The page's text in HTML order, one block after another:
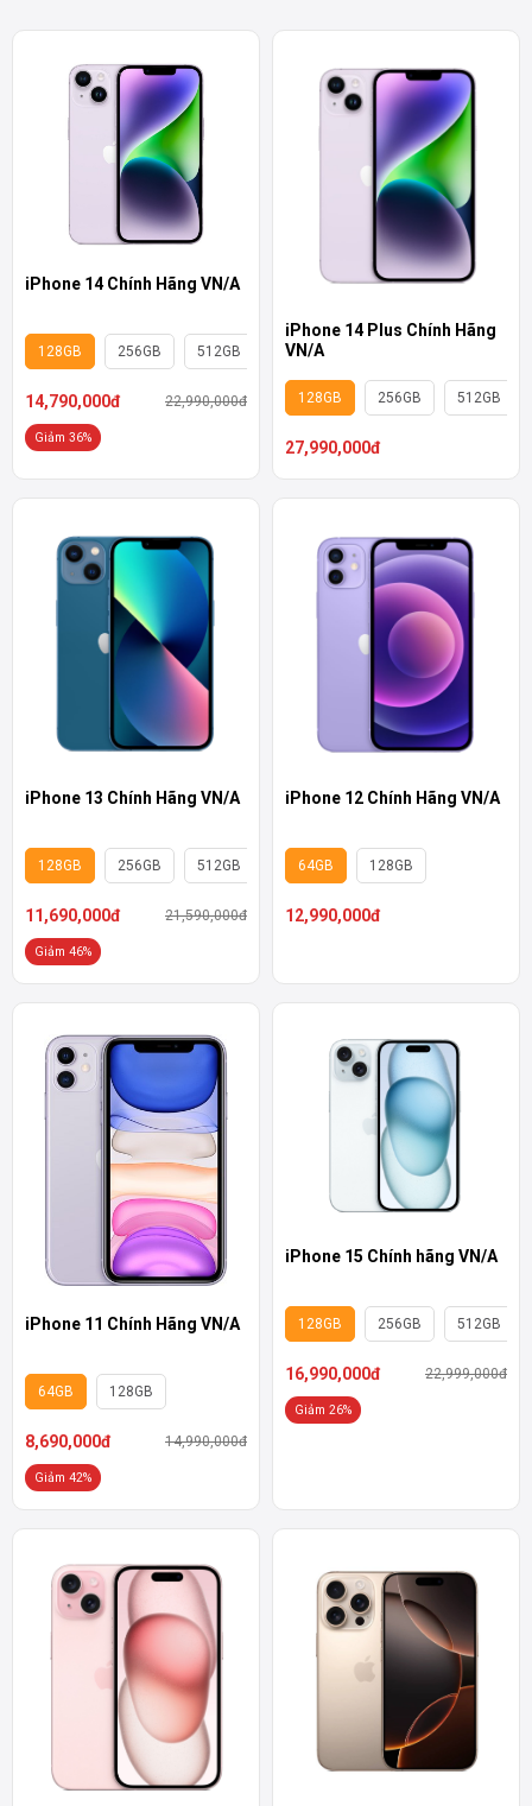
iPhone 14 Chính Hãng VN/A
128GB 256GB 512GB
14,790,000đ 22,990,000đ
Giảm 36%
iPhone 14 Plus Chính Hãng
VN/A
128GB 256GB 512GB
27,990,000đ
iPhone 13 Chính Hãng VN/A
128GB 256GB 512GB
11,690,000đ 21,590,000đ
Giảm 46%
iPhone 12 Chính Hãng VN/A
64GB 128GB
12,990,000đ
iPhone 11 Chính Hãng VN/A
64GB 128GB
8,690,000đ 14,990,000đ
Giảm 42%
iPhone 15 Chính hãng VN/A
128GB 256GB 512GB
16,990,000đ 22,999,000đ
Giảm 26%